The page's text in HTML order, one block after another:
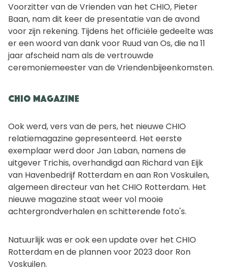
Voorzitter van de Vrienden van het CHIO, Pieter
Baan, nam dit keer de presentatie van de avond
voor zijn rekening. Tijdens het officiële gedeelte was
er een woord van dank voor Ruud van Os, die na 11
jaar afscheid nam als de vertrouwde
ceremoniemeester van de Vriendenbijeenkomsten.
CHIO Magazine
Ook werd, vers van de pers, het nieuwe CHIO
relatiemagazine gepresenteerd. Het eerste
exemplaar werd door Jan Laban, namens de
uitgever Trichis, overhandigd aan Richard van Eijk
van Havenbedrijf Rotterdam en aan Ron Voskuilen,
algemeen directeur van het CHIO Rotterdam. Het
nieuwe magazine staat weer vol mooie
achtergrondverhalen en schitterende foto's.
Natuurlijk was er ook een update over het CHIO
Rotterdam en de plannen voor 2023 door Ron
Voskuilen.